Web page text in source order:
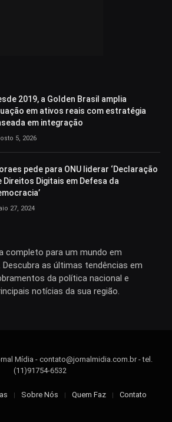
2019, a Golden Brasil amplia
em ativos reais com estratégia
em integração
5, 2026
pede para ONU liderar ‘Declaração
Direitos Digitais em Defesa da
27, 2024
completo para um mundo em
as últimas tendências em
da política nacional e
notícias da sua região.
Mídia - contato@jornalmidia.com.br- tel.
(11)91754-6532
Sobre Nós Quem Faz Contato